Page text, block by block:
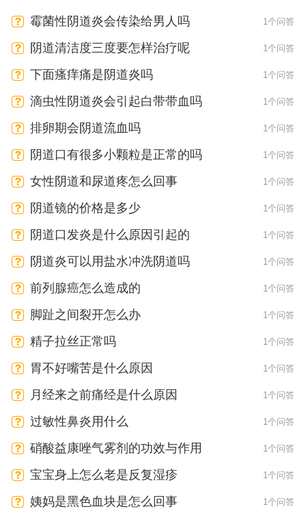
霉菌性阴道炎会传染给男人吗 1个问答
阴道清洁度三度要怎样治疗呢 1个问答
下面瘙痒痛是阴道炎吗 1个问答
滴虫性阴道炎会引起白带带血吗 1个问答
排卵期会阴道流血吗 1个问答
阴道口有很多小颗粒是正常的吗 1个问答
女性阴道和尿道疼怎么回事 1个问答
阴道镜的价格是多少 1个问答
阴道口发炎是什么原因引起的 1个问答
阴道炎可以用盐水冲洗阴道吗 1个问答
前列腺癌怎么造成的 1个问答
脚趾之间裂开怎么办 1个问答
精子拉丝正常吗 1个问答
胃不好嘴苦是什么原因 1个问答
月经来之前痛经是什么原因 1个问答
过敏性鼻炎用什么 1个问答
硝酸益康唑气雾剂的功效与作用 1个问答
宝宝身上怎么老是反复湿疹 1个问答
姨妈是黑色血块是怎么回事 1个问答